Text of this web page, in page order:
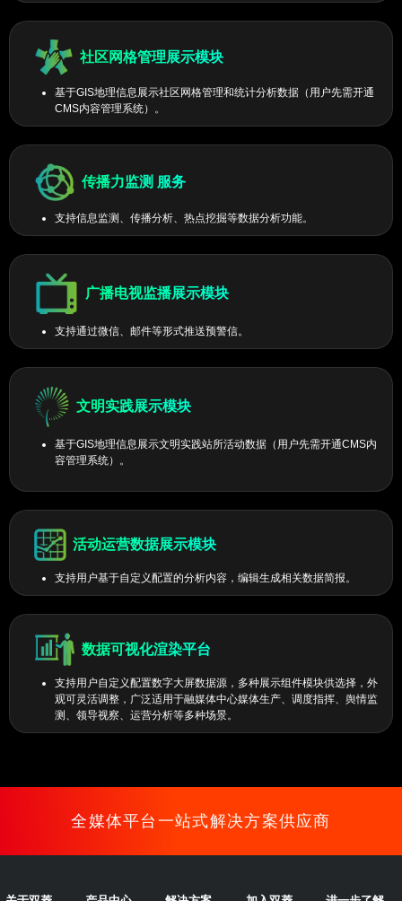
社区网格管理展示模块
基于GIS地理信息展示社区网格管理和统计分析数据（用户先需开通
CMS内容管理系统）。
传播力监测 服务
支持信息监测、传播分析、热点挖掘等数据分析功能。
广播电视监播展示模块
支持通过微信、邮件等形式推送预警信。
文明实践展示模块
基于GIS地理信息展示文明实践站所活动数据（用户先需开通CMS内
容管理系统）。
活动运营数据展示模块
支持用户基于自定义配置的分析内容，编辑生成相关数据简报。
数据可视化渲染平台
支持用户自定义配置数字大屏数据源，多种展示组件模块供选择，外
观可灵活调整，广泛适用于融媒体中心媒体生产、调度指挥、舆情监
测、领导视察、运营分析等多种场景。
全媒体平台一站式解决方案供应商